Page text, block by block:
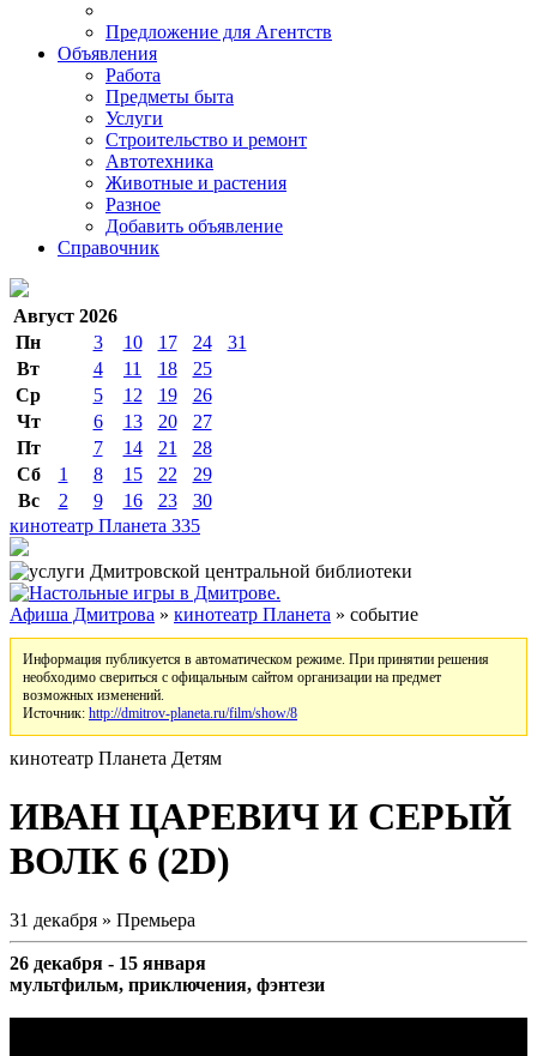
Предложение для Агентств
Объявления
Работа
Предметы быта
Услуги
Строительство и ремонт
Автотехника
Животные и растения
Разное
Добавить объявление
Справочник
Август 2026
Пн
3 10 17 24
31
Вт
4 11 18
25
Ср
5 12 19
26
Чт
6 13 20
27
Пт
7 14 21
28
Сб
1 8 15 22
29
Вс
2 9 16 23
30
кинотеатр Планета 335
Афиша Дмитрова » кинотеатр Планета » событие
Информация публикуется в автоматическом режиме. При принятии решения
необходимо свериться с офицальным сайтом организации на предмет
возможных изменений.
Источник: http://dmitrov-planeta.ru/film/show/8
кинотеатр Планета Детям
ИВАН ЦАРЕВИЧ И СЕРЫЙ
ВОЛК 6 (2D)
31 декабря » Премьера
26 декабря - 15 января
мультфильм, приключения, фэнтези